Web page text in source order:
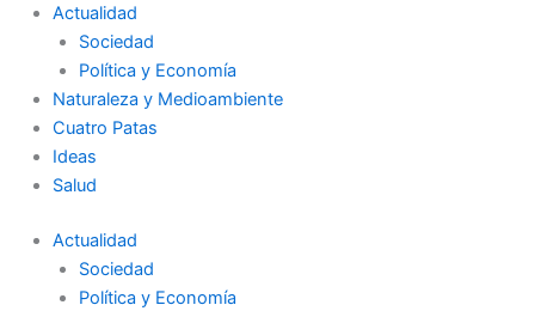
Actualidad
Sociedad
Política y Economía
Naturaleza y Medioambiente
Cuatro Patas
Ideas
Salud
Actualidad
Sociedad
Política y Economía